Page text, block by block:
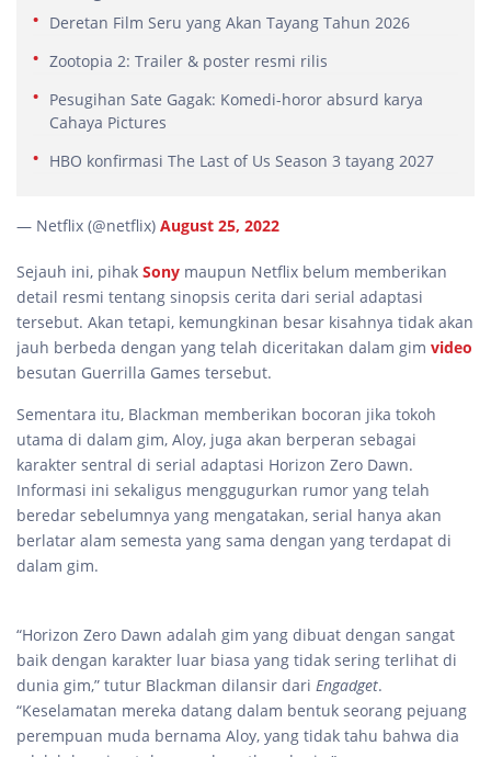
Deretan Film Seru yang Akan Tayang Tahun 2026
Zootopia 2: Trailer & poster resmi rilis
Pesugihan Sate Gagak: Komedi-horor absurd karya
Cahaya Pictures
HBO konfirmasi The Last of Us Season 3 tayang 2027
— Netflix (@netflix) August 25, 2022
Sejauh ini, pihak Sony maupun Netflix belum memberikan
detail resmi tentang sinopsis cerita dari serial adaptasi
tersebut. Akan tetapi, kemungkinan besar kisahnya tidak akan
jauh berbeda dengan yang telah diceritakan dalam gim video
besutan Guerrilla Games tersebut.
Sementara itu, Blackman memberikan bocoran jika tokoh
utama di dalam gim, Aloy, juga akan berperan sebagai
karakter sentral di serial adaptasi Horizon Zero Dawn.
Informasi ini sekaligus menggugurkan rumor yang telah
beredar sebelumnya yang mengatakan, serial hanya akan
berlatar alam semesta yang sama dengan yang terdapat di
dalam gim.
“Horizon Zero Dawn adalah gim yang dibuat dengan sangat
baik dengan karakter luar biasa yang tidak sering terlihat di
dunia gim,” tutur Blackman dilansir dari Engadget.
“Keselamatan mereka datang dalam bentuk seorang pejuang
perempuan muda bernama Aloy, yang tidak tahu bahwa dia